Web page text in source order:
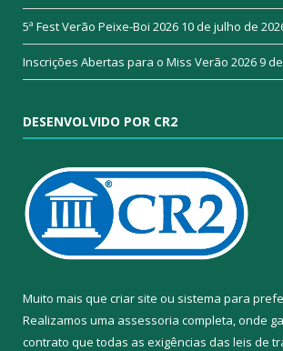
5ª Fest Verão Peixe-Boi 2026 10 de julho de
Inscrições Abertas para o Miss Verão 20269
DESENVOLVIDO POR CR2
Muito mais que criar site ou sistema para
Realizamos uma assessoria completa, onde
contrato que todas as exigências das leis de